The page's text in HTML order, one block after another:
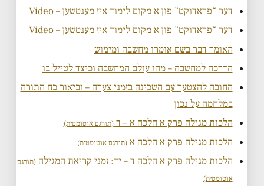
דער “פראדוקט” פון א מקום לימוד איז מענטשען – Video
דער “פראדוקט” פון א מקום לימוד איז מענטשען – Video
האומר דבר בשם אומרו מחשבה ומימוש
הדרכה למחשבה – מהו עולם המחשבה וכיצד לטייל בו
החובה להצטער עם השכינה בזמני צערה – וביאור כח התורה
במלחמה על נכון
הלכות מגילה פרק א הלכה א – ד(תורגם אוטומטית)
הלכות מגילה פרק א הלכה א(תורגם אוטומטית)
הלכות מגילה פרק א הלכה ד – יד: זמני קריאת המגילה(תורגם
אוטומטית)